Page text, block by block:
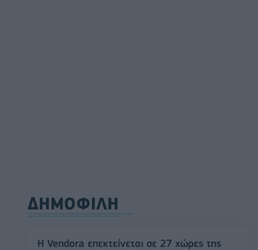
ΔΗΜΟΦΙΛΗ
Η Vendora επεκτείνεται σε 27 χώρες της